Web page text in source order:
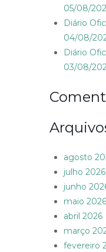
05/08/
Diário
04/08/
Diário
03/08/
agosto
julho 2026
junho
maio 2026
abril 2026
março
fevereiro